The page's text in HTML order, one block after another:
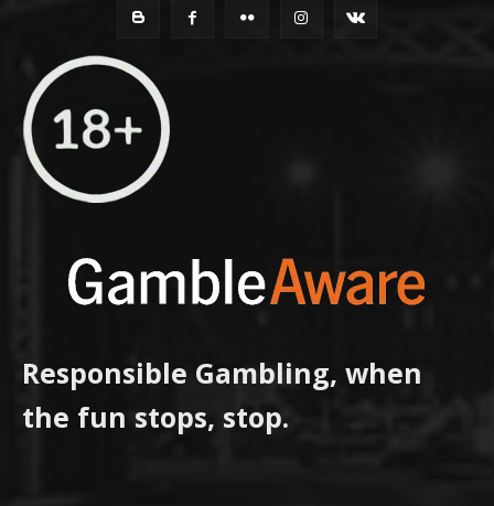
Responsible Gambling, when
the fun stops, stop.